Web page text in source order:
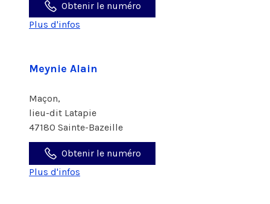
Obtenir le numéro
Plus d'infos
Meynie Alain
Maçon,
lieu-dit Latapie
47180 Sainte-Bazeille
Obtenir le numéro
Plus d'infos